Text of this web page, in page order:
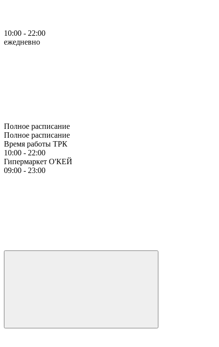
10:00 - 22:00
ежедневно
Полное расписание
Полное расписание
Время работы ТРК
10:00 - 22:00
Гипермаркет О'КЕЙ
09:00 - 23:00